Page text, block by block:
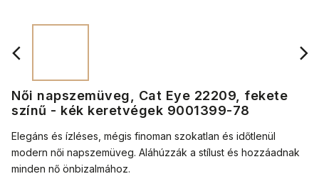
Női napszemüveg, Cat Eye 22209, fekete
színű - kék keretvégek 9001399-78
Elegáns és ízléses, mégis finoman szokatlan és időtlenül
modern női napszemüveg. Aláhúzzák a stílust és hozzáadnak
minden nő önbizalmához.